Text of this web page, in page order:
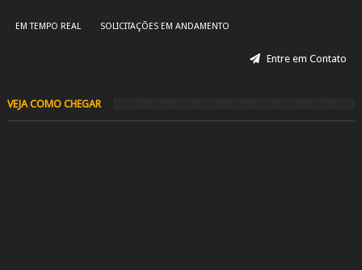
EM TEMPO REAL SOLICITAÇÕES EM ANDAMENTO
Entre em Contato
VEJA COMO CHEGAR